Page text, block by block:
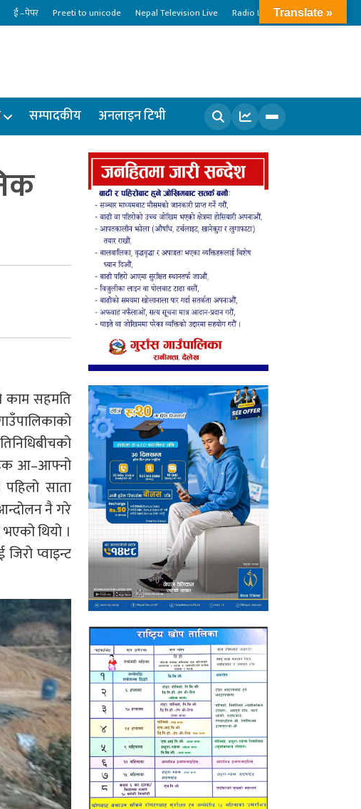
ई –पेपर Preeti to unicode Nepal Television Live Radio Live
सम्पादकीय अनलाइन टिभी
खोज्नुहोस
काम सहमति
आ–आफ्नो
साता
नै गरे
थियो ।
प्वाइन्ट
Translate »